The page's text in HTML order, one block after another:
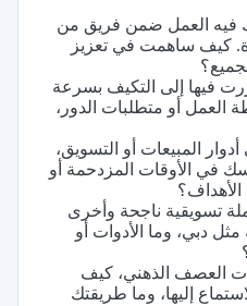
فيه العمل ضمن فريق من
كيف ساهمت في تعزيز
فيها إلى التكيف بسرعة
أو متطلبات الدور،
المبيعات أو التسويق،
في الأوقات المزدحمة أو
تسويقية ناجحة وأخرى
دبي، وما الأدوات أو
العصف الذهني، كيف
إليها، وما طريقتك